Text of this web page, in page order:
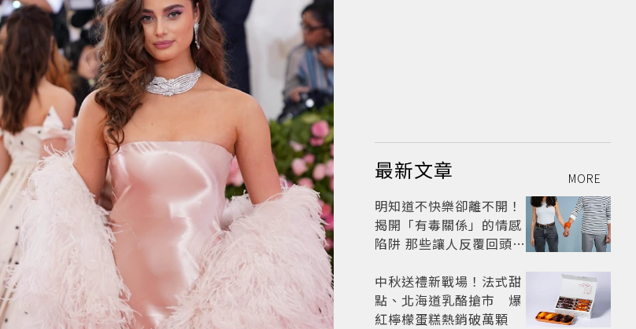
最新文章 MORE
明知道不快樂卻離不開！
揭開「有毒關係」的情感
陷阱 那些讓人反覆回頭的
戒？
中秋送禮新戰場！法式甜
點、北海道乳酪搶市 爆
紅檸檬蛋糕熱銷破萬顆